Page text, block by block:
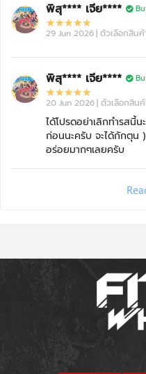
พิสุ**** เจีย****
29 Jun 2026| ตัวเลือกสิน
พิสุ**** เจีย****
20 Jun 2026| ตัวเลือกสิน
ได้โปรดอย่าเลิกทำรสนี้
ก่อนนะครับ จะได้กักตุน
อร่อยมากๆเลยครับ